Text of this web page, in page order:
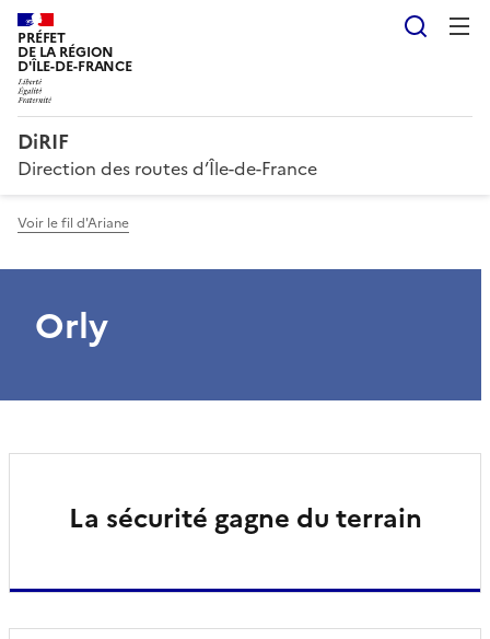
PRÉFET
DE LA RÉGION
D'ÎLE-DE-FRANCE
DiRIF
Direction des routes d’Île-de-France
Voir le fil d'Ariane
Orly
La sécurité gagne du terrain